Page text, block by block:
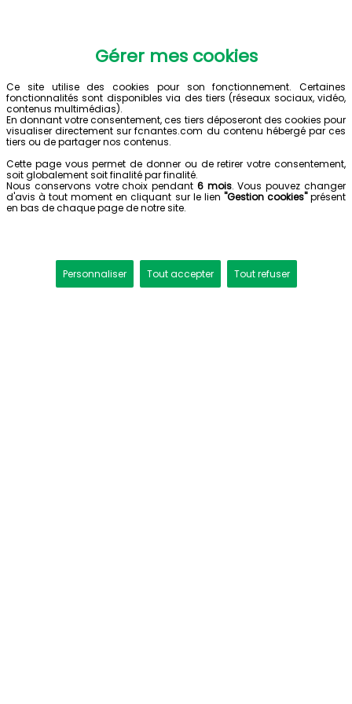
Gérer mes cookies
Ce site utilise des cookies pour son fonctionnement. Certaines
fonctionnalités sont disponibles via des tiers (réseaux sociaux, vidéo,
contenus multimédias).
En donnant votre consentement, ces tiers déposeront des cookies pour
visualiser directement sur fcnantes.com du contenu hébergé par ces
tiers ou de partager nos contenus.
Cette page vous permet de donner ou de retirer votre consentement,
soit globalement soit finalité par finalité.
Nous conservons votre choix pendant 6 mois. Vous pouvez changer
d'avis à tout moment en cliquant sur le lien "Gestion cookies"présent
en bas de chaque page de notre site.
Personnaliser Tout accepter Tout refuser